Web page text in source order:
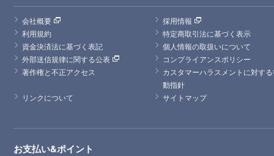
会社概要
採用情報
利用規約
特定商取引法に基づく表示
資金決済法に基づく表記
個人情報の取扱いについて
外部送信規律に関する公表
コンプライアンスポリシー
著作権と不正アクセス
カスタマーハラスメントに対す
動指針
リンクについて
サイトマップ
お支払い&ポイント